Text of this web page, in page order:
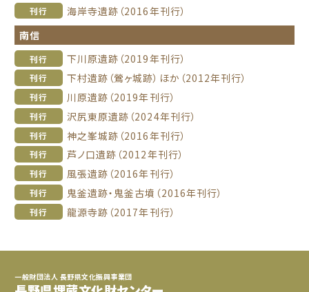
刊行
海岸寺遺跡（2016年刊行）
南信
刊行 下川原遺跡（2019年刊行）
刊行 下村遺跡（鶯ヶ城跡）ほか（2012年刊行）
刊行 川原遺跡（2019年刊行）
刊行 沢尻東原遺跡（2024年刊行）
刊行 神之峯城跡（2016年刊行）
刊行 芦ノ口遺跡（2012年刊行）
刊行 風張遺跡（2016年刊行）
刊行 鬼釜遺跡・鬼釜古墳（2016年刊行）
刊行 龍源寺跡（2017年刊行）
一般財団法人 長野県文化振興事業団